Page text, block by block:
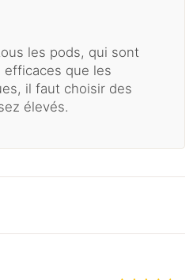
les pods, qui sont
efficaces que les
il faut choisir des
élevés.